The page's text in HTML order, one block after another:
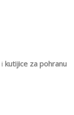
i kutijice za pohranu